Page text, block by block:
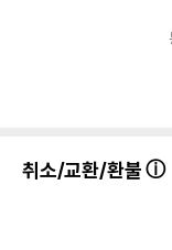
취소/교환/환불